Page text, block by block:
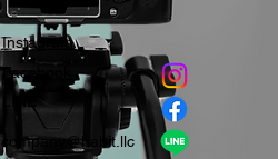
Instagram
​Facebook
company＠habit.llc